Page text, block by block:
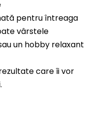
pentru întreaga
vârstele
un hobby relaxant
care îi vor